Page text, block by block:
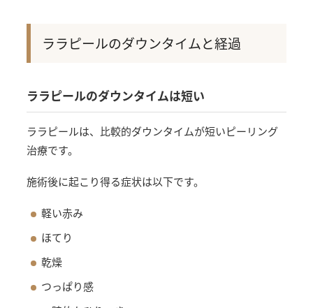
ララピールのダウンタイムと経過
ララピールのダウンタイムは短い
ララピールは、比較的ダウンタイムが短いピーリング
治療です。
施術後に起こり得る症状は以下です。
軽い赤み
ほてり
乾燥
つっぱり感